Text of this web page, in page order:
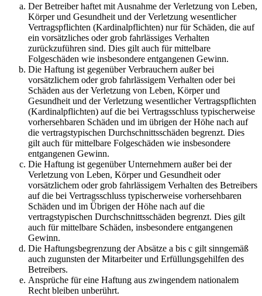
Der Betreiber haftet mit Ausnahme der Verletzung von Leben,
Körper und Gesundheit und der Verletzung wesentlicher
Vertragspflichten (Kardinalpflichten) nur für Schäden, die auf
ein vorsätzliches oder grob fahrlässiges Verhalten
zurückzuführen sind. Dies gilt auch für mittelbare
Folgeschäden wie insbesondere entgangenen Gewinn.
Die Haftung ist gegenüber Verbrauchern außer bei
vorsätzlichem oder grob fahrlässigem Verhalten oder bei
Schäden aus der Verletzung von Leben, Körper und
Gesundheit und der Verletzung wesentlicher Vertragspflichten
(Kardinalpflichten) auf die bei Vertragsschluss typischerweise
vorhersehbaren Schäden und im übrigen der Höhe nach auf
die vertragstypischen Durchschnittsschäden begrenzt. Dies
gilt auch für mittelbare Folgeschäden wie insbesondere
entgangenen Gewinn.
Die Haftung ist gegenüber Unternehmern außer bei der
Verletzung von Leben, Körper und Gesundheit oder
vorsätzlichem oder grob fahrlässigem Verhalten des Betreibers
auf die bei Vertragsschluss typischerweise vorhersehbaren
Schäden und im Übrigen der Höhe nach auf die
vertragstypischen Durchschnittsschäden begrenzt. Dies gilt
auch für mittelbare Schäden, insbesondere entgangenen
Gewinn.
Die Haftungsbegrenzung der Absätze a bis c gilt sinngemäß
auch zugunsten der Mitarbeiter und Erfüllungsgehilfen des
Betreibers.
Ansprüche für eine Haftung aus zwingendem nationalem
Recht bleiben unberührt.